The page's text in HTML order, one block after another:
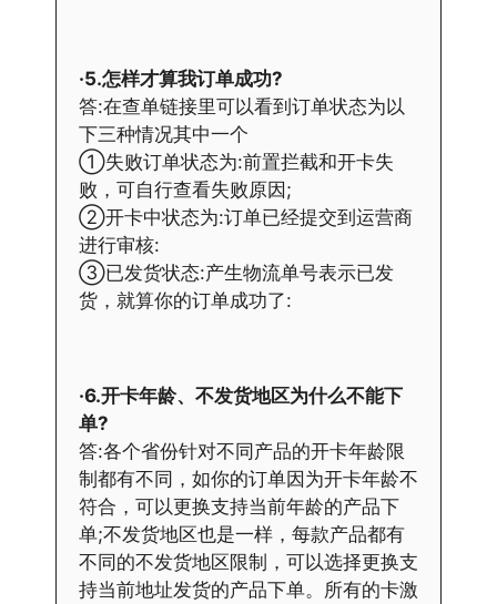
·5.怎样才算我订单成功?
答:在查单链接里可以看到订单状态为以
下三种情况其中一个
①失败订单状态为:前置拦截和开卡失
败，可自行查看失败原因;
②开卡中状态为:订单已经提交到运营商
进行审核:
③已发货状态:产生物流单号表示已发
货，就算你的订单成功了:
·6.开卡年龄、不发货地区为什么不能下
单?
答:各个省份针对不同产品的开卡年龄限
制都有不同，如你的订单因为开卡年龄不
符合，可以更换支持当前年龄的产品下
单;不发货地区也是一样，每款产品都有
不同的不发货地区限制，可以选择更换支
持当前地址发货的产品下单。所有的卡激